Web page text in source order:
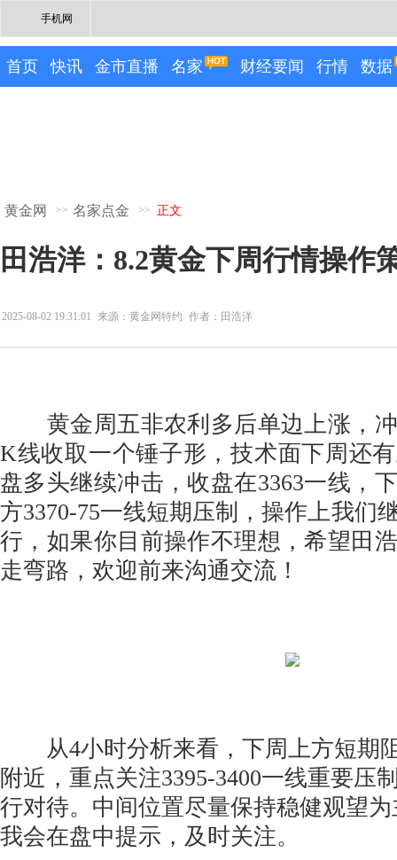
手机网
首页 快讯 金市直播 名家 财经要闻 行情 数据
黄金网 >> 名家点金 >> 正文
田浩洋：8.2黄金下周行情操作
2025-08-02 19:31:01 来源：黄金网特约 作者：田浩洋
黄金周五非农利多后单边上涨，冲
K线收取一个锤子形，技术面下周还
盘多头继续冲击，收盘在3363一线，
方3370-75一线短期压制，操作上我们
行，如果你目前操作不理想，希望田
走弯路，欢迎前来沟通交流！
从4小时分析来看，下周上方短期阻
附近，重点关注3395-3400一线重要压
行对待。中间位置尽量保持稳健观望
我会在盘中提示，及时关注。